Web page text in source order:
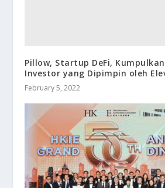
Pillow, Startup DeFi,
Investor yang Dipimpin oleh
February 5, 2022